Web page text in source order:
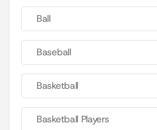
Ball
Baseball
Basketball
Basketball Players